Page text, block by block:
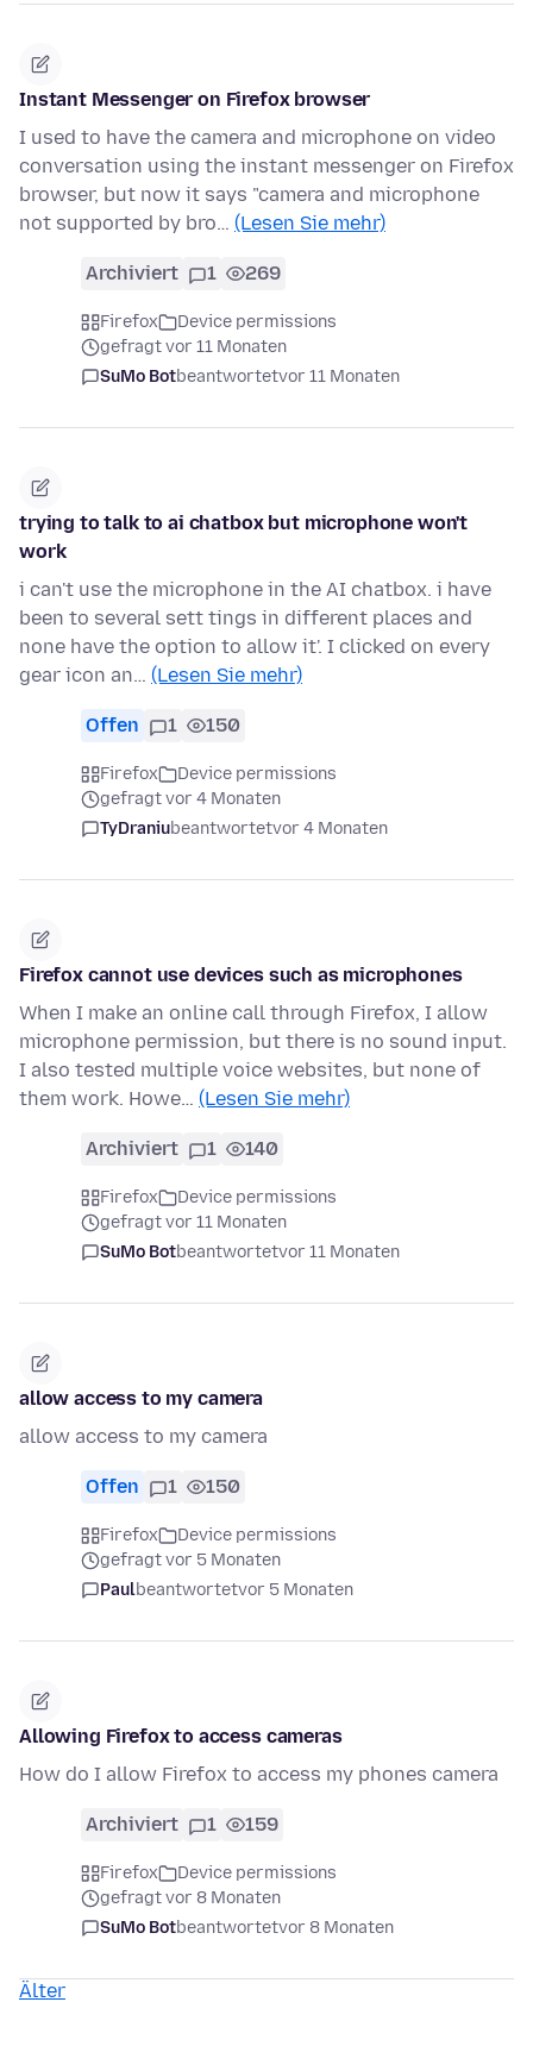
Instant Messenger on Firefox browser
I used to have the camera and microphone on video
conversation using the instant messenger on Firefox
browser, but now it says "camera and microphone
not supported by bro… (Lesen Sie mehr)
Archiviert 1 269
Firefox
Device permissions
gefragt vor 11 Monaten
SuMo Botbeantwortetvor 11 Monaten
trying to talk to ai chatbox but microphone won't
work
i can't use the microphone in the AI chatbox. i have
been to several sett tings in different places and
none have the option to allow it'. I clicked on every
gear icon an… (Lesen Sie mehr)
Offen 1 150
Firefox
Device permissions
gefragt vor 4 Monaten
TyDraniubeantwortetvor 4 Monaten
Firefox cannot use devices such as microphones
When I make an online call through Firefox, I allow
microphone permission, but there is no sound input.
I also tested multiple voice websites, but none of
them work. Howe… (Lesen Sie mehr)
Archiviert 1 140
Firefox
Device permissions
gefragt vor 11 Monaten
SuMo Botbeantwortetvor 11 Monaten
allow access to my camera
allow access to my camera
Offen 1 150
Firefox
Device permissions
gefragt vor 5 Monaten
Paulbeantwortetvor 5 Monaten
Allowing Firefox to access cameras
How do I allow Firefox to access my phones camera
Archiviert 1 159
Firefox
Device permissions
gefragt vor 8 Monaten
SuMo Botbeantwortetvor 8 Monaten
Älter